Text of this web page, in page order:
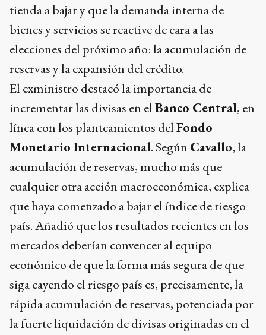
tienda a bajar y que la demanda interna de
bienes y servicios se reactive de cara a las
elecciones del próximo año: la acumulación de
reservas y la expansión del crédito.
El exministro destacó la importancia de
incrementar las divisas en elBanco Central, en
línea con los planteamientos delFondo
Monetario Internacional. Según Cavallo, la
acumulación de reservas, mucho más que
cualquier otra acción macroeconómica, explica
que haya comenzado a bajar el índice de riesgo
país. Añadió que los resultados recientes en los
mercados deberían convencer al equipo
económico de que la forma más segura de que
siga cayendo el riesgo país es, precisamente, la
rápida acumulación de reservas, potenciada por
la fuerte liquidación de divisas originadas en el